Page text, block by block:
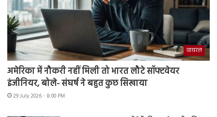
वायरल
अमेरिका में नौकरी नहीं मिली तो भारत लौटे सॉफ्टवेयर
इंजीनियर, बोले- संघर्ष ने बहुत कुछ सिखाया
29 July 2026 - 8:00 PM